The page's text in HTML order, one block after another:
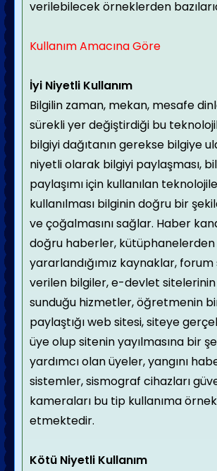
verilebilecek örneklerden
Kullanım Amacına Göre
İyi Niyetli Kullanım
Bilgilin zaman, mekan, mesafe
sürekli yer değiştirdiği bu
bilgiyi dağıtanın gerekse bilgiye
niyetli olarak bilgiyi paylaşması,
paylaşımı için kullanılan
kullanılması bilginin doğru bir
ve çoğalmasını sağlar. Haber
doğru haberler, kütüphanelerden
yararlandığımız kaynaklar,
verilen bilgiler, e-devlet
sunduğu hizmetler, öğretmenin
paylaştığı web sitesi, siteye
üye olup sitenin yayılmasına bir
yardımcı olan üyeler, yangını
sistemler, sismograf cihazları
kameraları bu tip kullanıma
etmektedir.
Kötü Niyetli Kullanım